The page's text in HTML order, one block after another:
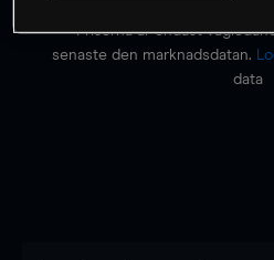
Priserna är endast
senaste den marknadsdatan.
data